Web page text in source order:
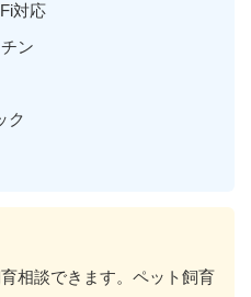
対応
ン
ク
相談できます。ペット飼育